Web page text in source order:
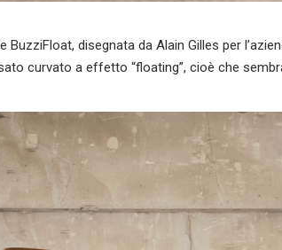
BuzziFloat, disegnata da Alain Gilles per
curvato a effetto “floating”, cioè che